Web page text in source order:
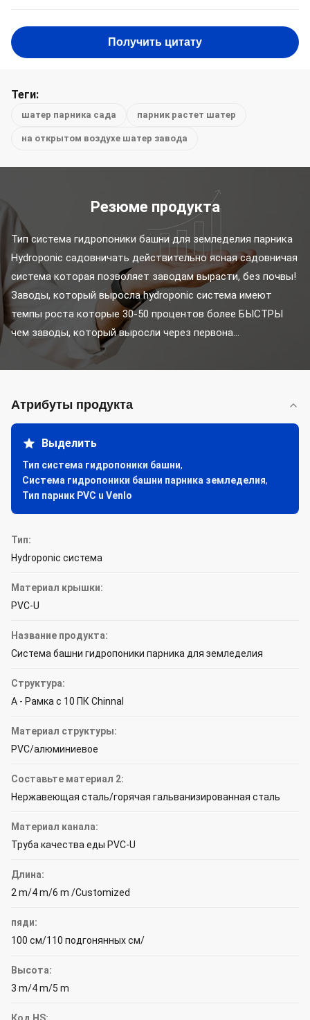
Получить цитату
Теги:
шатер парника сада парник растет шатер
на открытом воздухе шатер завода
Резюме продукта
Тип система гидропоники башни для земледелия парника
Hydroponic садовничать действительно ясная садовничая
система которая позволяет заводам вырасти, без почвы!
Заводы, который выросла hydroponic система имеют
темпы роста которые 30-50 процентов более БЫСТРЫ
чем заводы, который выросли через первона...
Атрибуты продукта
Выделить
Тип система гидропоники башни,
Система гидропоники башни парника земледелия,
Тип парник PVC u Venlo
Тип:
Hydroponic система
Материал крышки:
PVC-U
Название продукта:
Система башни гидропоники парника для земледелия
Структура:
A - Рамка с 10 ПК Chinnal
Материал структуры:
PVC/алюминиевое
Составьте материал 2:
Нержавеющая сталь/горячая гальванизированная сталь
Материал канала:
Труба качества еды PVC-U
Длина:
2 m/4 m/6 m /Customized
пяди:
100 см/110 подгонянных см/
Высота:
3 m/4 m/5 m